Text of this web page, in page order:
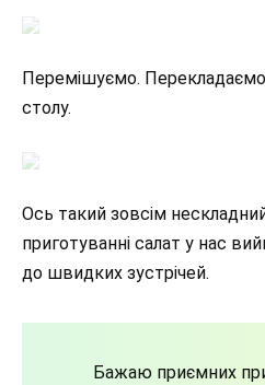
Перемішуємо.
столу.
Ось такий зовсім
приготуванні салат у нас
до швидких зустрічей.
Бажаю приємних